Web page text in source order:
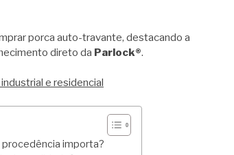
porca auto-travante, destacando a
direto da Parlock®.
e residencial
importa?